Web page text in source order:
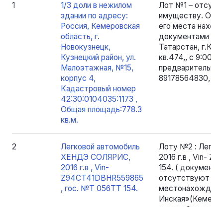
1
1/3 доли в нежилом
здании по адресу:
Россия, Кемеровская
область, г.
Новокузнецк,
Кузнецкий район, ул.
Малоэтажная, №15,
корпус 4,
Кадастровый номер
42:30:0104035:1173 ,
Общая площадь:778.3
кв.м.
Лот №1 –
имуществу.
его места
документами по
Татарстан,
кв.474,, с 9:00
89178564830,
2
Легковой автомобиль
ХЕНДЭ СОЛЯРИС,
2016 г.в , Vin-
Z94CT41DBHR559865
, гос. №Т 056ТТ 154.
Лоту №2 :
2016 г.в , Vin-
154. (
отсутствуют